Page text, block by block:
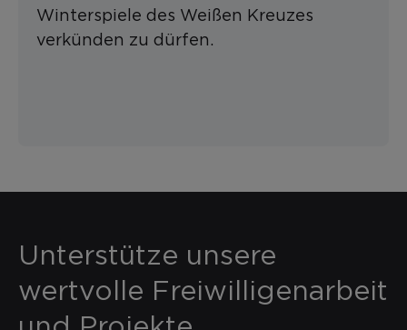
Winterspiele des Weißen Kreuzes
verkünden zu dürfen.
Unterstütze unsere
wertvolle Freiwilligenarbeit